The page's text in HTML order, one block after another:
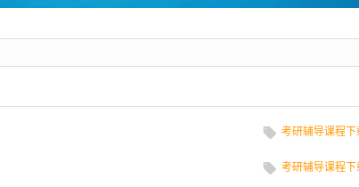
考研辅导课程下
考研辅导课程下